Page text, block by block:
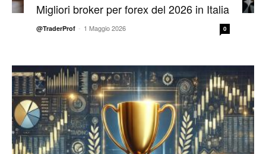
Migliori broker per forex del 2026 in Italia
@TraderProf - 1 Maggio 2026 0